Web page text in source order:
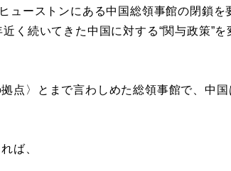
ーストンにある中国総領事館の閉鎖を
く続いてきた中国に対する“関与政策”を
点〉とまで言わしめた総領事館で、中国
ば、